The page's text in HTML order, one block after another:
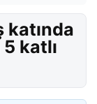
katında
katlı